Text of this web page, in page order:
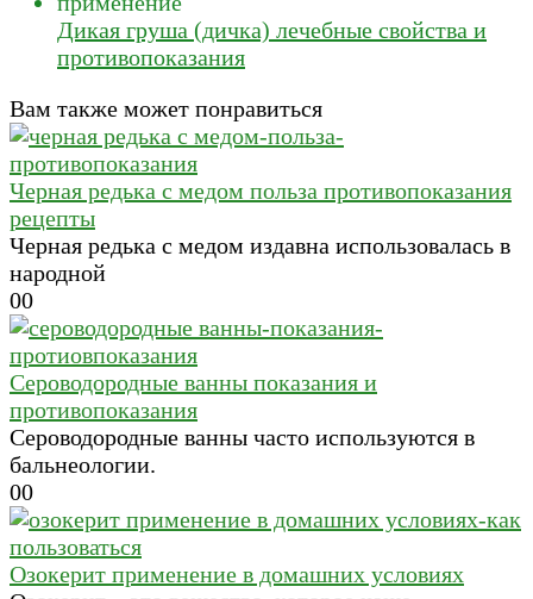
Дикая груша (дичка) лечебные свойства и
противопоказания
Вам также может понравиться
Черная редька с медом польза противопоказания
рецепты
Черная редька с медом издавна использовалась в
народной
00
Сероводородные ванны показания и
противопоказания
Сероводородные ванны часто используются в
бальнеологии.
00
Озокерит применение в домашних условиях